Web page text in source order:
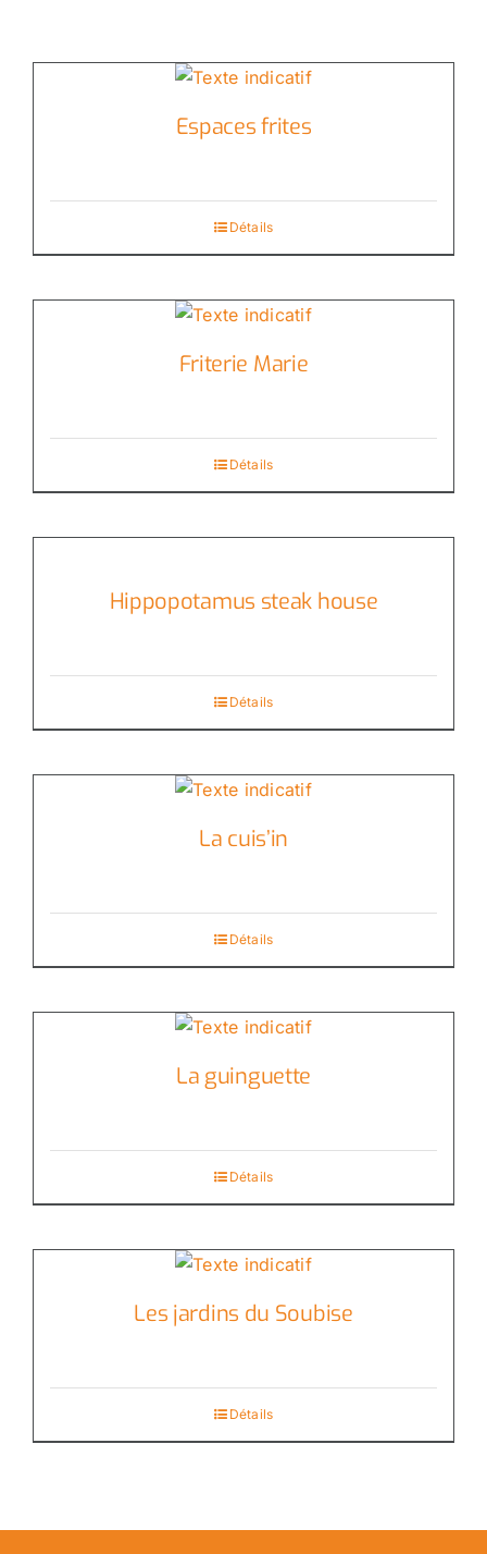
Espaces frites
Détails
Friterie Marie
Détails
Hippopotamus steak house
Détails
La cuis’in
Détails
La guinguette
Détails
Les jardins du Soubise
Détails